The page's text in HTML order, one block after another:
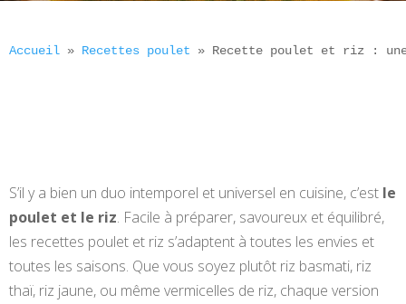
Accueil » Recettes poulet » Recette poulet et riz :
S’il y a bien un duo intemporel et universel en cuisine, c’est le
poulet et le riz. Facile à préparer, savoureux et équilibré,
les recettes poulet et riz s’adaptent à toutes les envies et
toutes les saisons. Que vous soyez plutôt riz basmati, riz
thaï, riz jaune, ou même vermicelles de riz, chaque version